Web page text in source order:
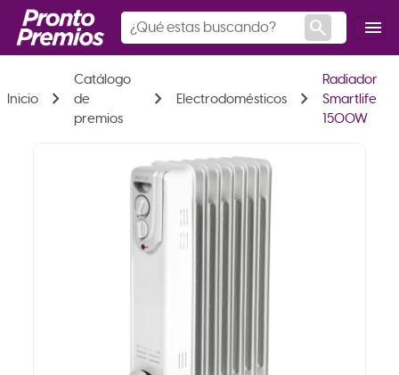
search menu
Inicio chevron_right
Catálogo
de
premios
chevron_right Electrodomésticos chevron_right
Radiador
Smartlife
1500W